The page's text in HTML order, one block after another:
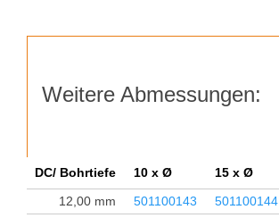
Weitere Abmessungen:
DC/ Bohrtiefe 10 x Ø 15 x Ø
12,00 mm
501100143 501100144